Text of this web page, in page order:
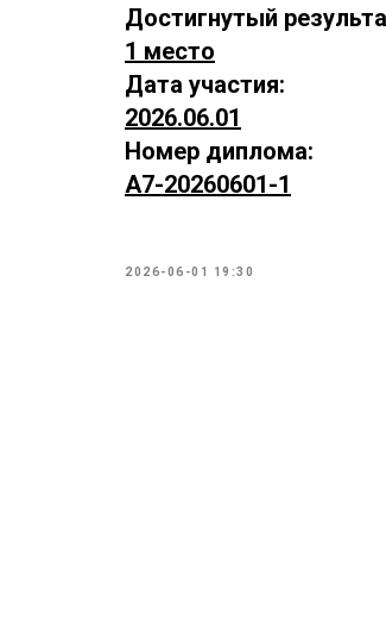
Достигнутый
1 место
Дата участия:
2026.06.01
Номер диплома:
А7-20260601-1
2026-06-01 19:30